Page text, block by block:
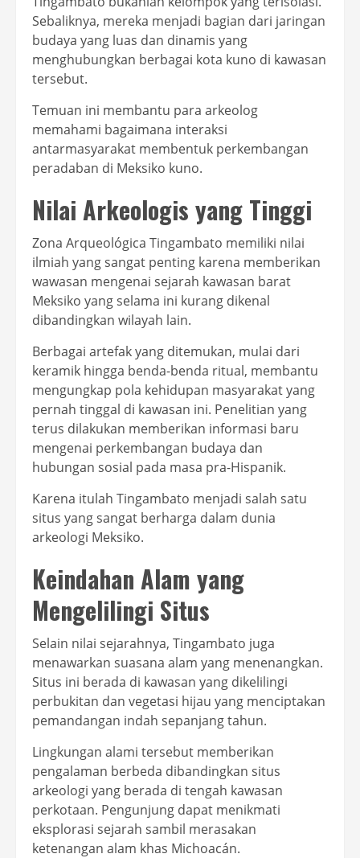
Sebaliknya, mereka menjadi bagian dari jaringan
budaya yang luas dan dinamis yang
menghubungkan berbagai kota kuno di kawasan
tersebut.
Temuan ini membantu para arkeolog
memahami bagaimana interaksi
antarmasyarakat membentuk perkembangan
peradaban di Meksiko kuno.
Nilai Arkeologis yang Tinggi
Zona Arqueológica Tingambato memiliki nilai
ilmiah yang sangat penting karena memberikan
wawasan mengenai sejarah kawasan barat
Meksiko yang selama ini kurang dikenal
dibandingkan wilayah lain.
Berbagai artefak yang ditemukan, mulai dari
keramik hingga benda-benda ritual, membantu
mengungkap pola kehidupan masyarakat yang
pernah tinggal di kawasan ini. Penelitian yang
terus dilakukan memberikan informasi baru
mengenai perkembangan budaya dan
hubungan sosial pada masa pra-Hispanik.
Karena itulah Tingambato menjadi salah satu
situs yang sangat berharga dalam dunia
arkeologi Meksiko.
Keindahan Alam yang
Mengelilingi Situs
Selain nilai sejarahnya, Tingambato juga
menawarkan suasana alam yang menenangkan.
Situs ini berada di kawasan yang dikelilingi
perbukitan dan vegetasi hijau yang menciptakan
pemandangan indah sepanjang tahun.
Lingkungan alami tersebut memberikan
pengalaman berbeda dibandingkan situs
arkeologi yang berada di tengah kawasan
perkotaan. Pengunjung dapat menikmati
eksplorasi sejarah sambil merasakan
ketenangan alam khas Michoacán.